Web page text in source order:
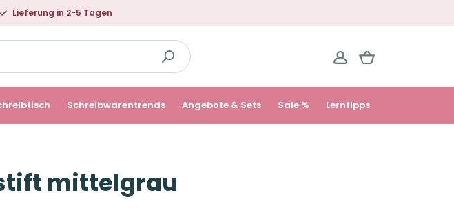
Lieferung in 2-5 Tagen
Schreibwarentrends Angebote & Sets Sale % Lerntipps
mittelgrau